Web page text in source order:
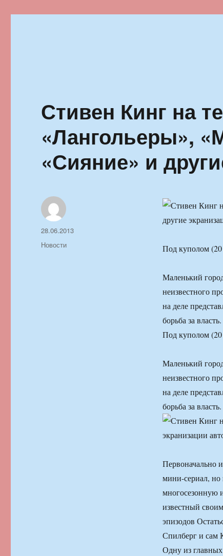
Стивен Кинг на
«Лангольеры»,
«Сияние» и
Под куполом
Маленький
неизвестного
на деле
борьба за власть.
Под куполом
Маленький
неизвестного
на деле
борьба за власть.
Первоначально
мини-сериал, но
многосезонную
известный
эпизодов
Спилберг и сам
Одну из
Автор
Опубликовано
28.06.2013
Рубрики
Новости